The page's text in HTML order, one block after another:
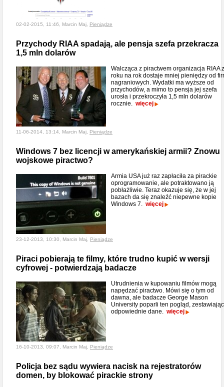
02-02-2015, 11:46, Marcin Maj, Pieniądze
Przychody RIAA spadają, ale pensja szefa przekracza
1,5 mln dolarów
Walcząca z piractwem organizacja RIAA z
roku na rok dostaje mniej pieniędzy od
nagraniowych. Wydatki ma wyższe od
przychodów, a mimo to pensja jej szefa
urosła i przekroczyła 1,5 mln dolarów
rocznie. więcej
11-06-2014, 13:14, Marcin Maj, Pieniądze
Windows 7 bez licencji w amerykańskiej armii? Znowu
wojskowe piractwo?
Armia USA już raz zapłaciła za pirackie
oprogramowanie, ale potraktowano ją
pobłażliwie. Teraz okazuje się, że w jej
bazach da się znaleźć niepewne kopie
Windows 7. więcej
23-12-2013, 10:30, Marcin Maj, Pieniądze
Piraci pobierają te filmy, które trudno kupić w wersji
cyfrowej - potwierdzają badacze
Utrudnienia w kupowaniu filmów mogą
napędzać piractwo. Mówi się o tym od
dawna, ale badacze George Mason
University poparli ten pogląd, zestawiając
odpowiednie dane. więcej
16-10-2013, 09:07, Marcin Maj, Pieniądze
Policja bez sądu wywiera nacisk na rejestratorów
domen, by blokować pirackie strony